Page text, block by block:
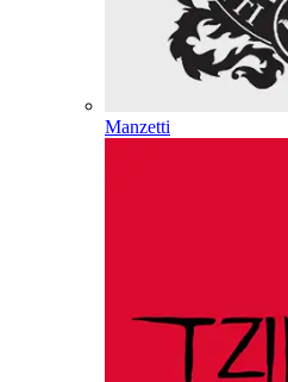
Manzetti